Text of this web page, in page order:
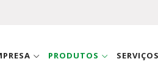
PRODUTOS SERVIÇOS